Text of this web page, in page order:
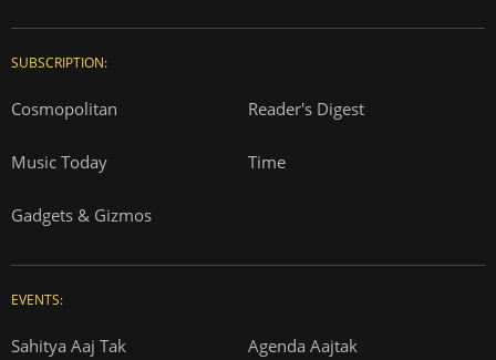
SUBSCRIPTION:
Cosmopolitan Reader's Digest
Music Today Time
Gadgets & Gizmos
EVENTS:
Sahitya Aaj Tak Agenda Aajtak